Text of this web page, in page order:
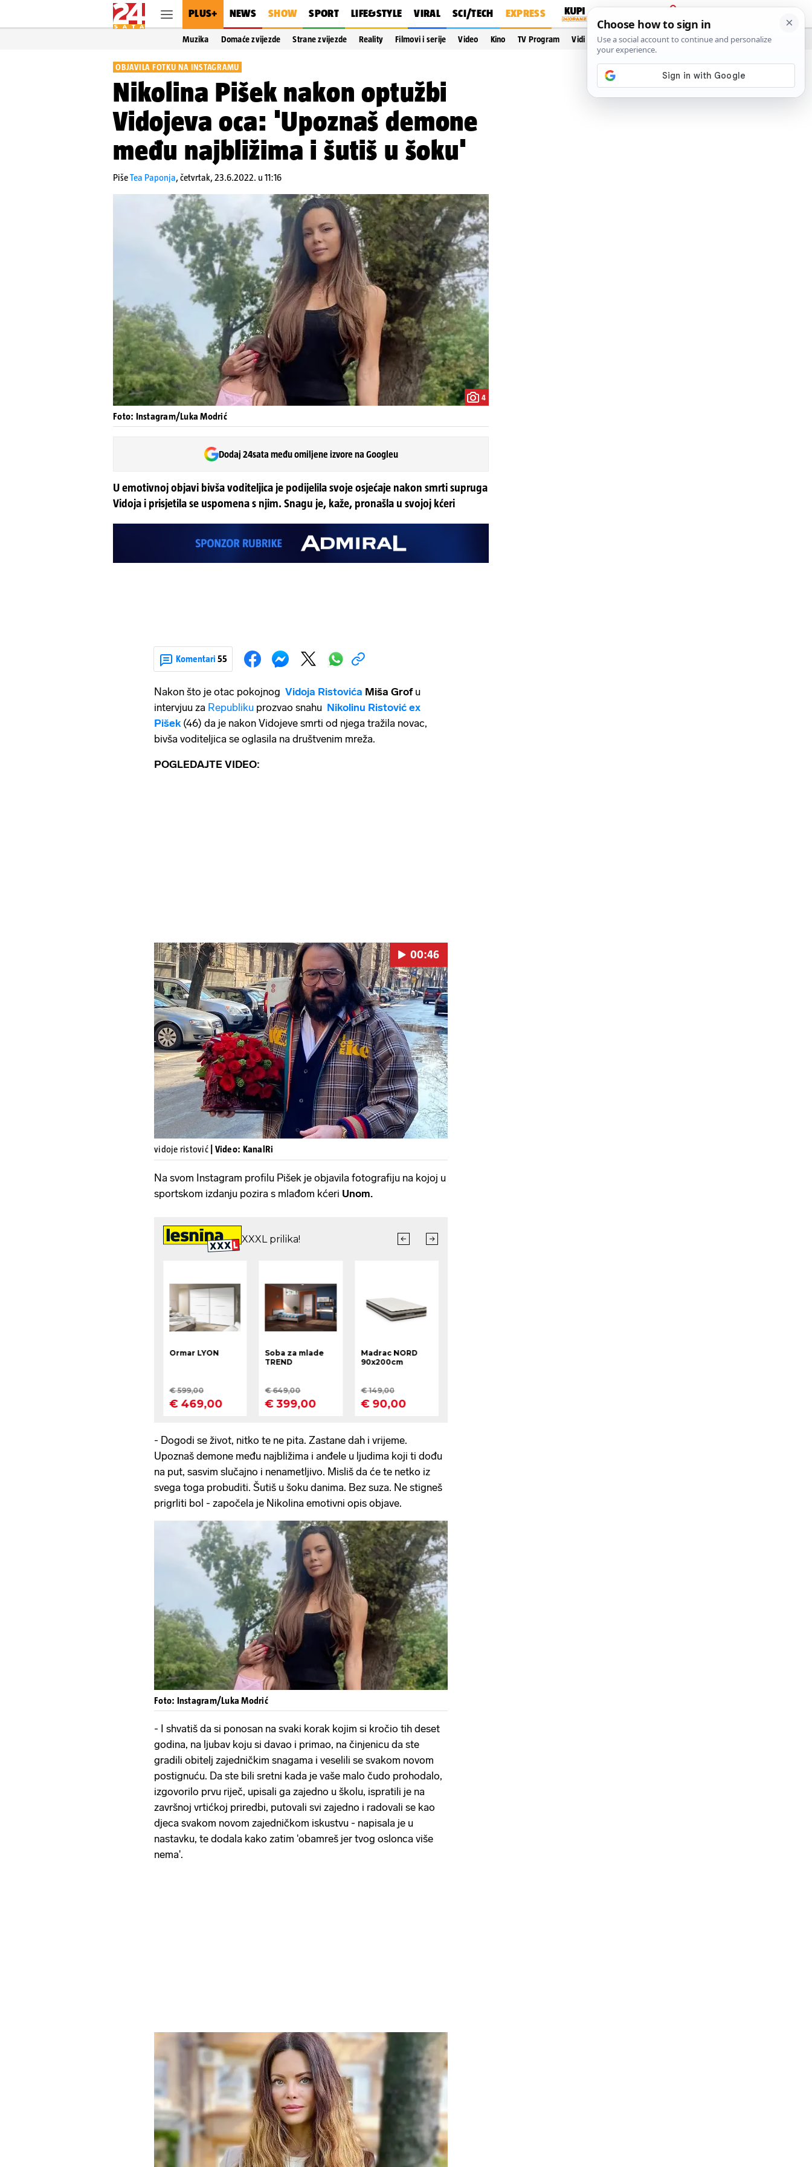
PLUS+ NEWS SHOW SPORT LIFE&STYLE VIRAL SCI/TECH EXPRESS
PRIJAVA
Muzika Domaće zvijezde Strane zvijezde Reality Filmovi i serije Video Kino TV Program Vidi još…
OBJAVILA FOTKU NA INSTAGRAMU
Nikolina Pišek nakon optužbi
Vidojeva oca: 'Upoznaš demone
među najbližima i šutiš u šoku'
PišeTea Paponja,četvrtak, 23.6.2022. u 11:16
4
Foto: Instagram/Luka Modrić
Dodaj 24sata među omiljene izvore na Googleu
U emotivnoj objavi bivša voditeljica je podijelila svoje osjećaje nakon smrti supruga
Vidoja i prisjetila se uspomena s njim. Snagu je, kaže, pronašla u svojoj kćeri
Komentari 55
Nakon što je otac pokojnog Vidoja Ristovića Miša Grofu
intervjuu za Republiku prozvao snahu Nikolinu Ristović ex
Pišek (46) da je nakon Vidojeve smrti od njega tražila novac,
bivša voditeljica se oglasila na društvenim mreža.
POGLEDAJTE VIDEO:
Pokretanje videa...
00:46
vidoje ristović | Video: KanalRi
Na svom Instagram profilu Pišek je objavila fotografiju na kojoj u
sportskom izdanju pozira s mlađom kćeri Unom.
- Dogodi se život, nitko te ne pita. Zastane dah i vrijeme.
Upoznaš demone među najbližima i anđele u ljudima koji ti dođu
na put, sasvim slučajno i nenametljivo. Misliš da će te netko iz
svega toga probuditi. Šutiš u šoku danima. Bez suza. Ne stigneš
prigrliti bol - započela je Nikolina emotivni opis objave.
Foto: Instagram/Luka Modrić
- I shvatiš da si ponosan na svaki korak kojim si kročio tih deset
godina, na ljubav koju si davao i primao, na činjenicu da ste
gradili obitelj zajedničkim snagama i veselili se svakom novom
postignuću. Da ste bili sretni kada je vaše malo čudo prohodalo,
izgovorilo prvu riječ, upisali ga zajedno u školu, ispratili je na
završnoj vrtićkoj priredbi, putovali svi zajedno i radovali se kao
djeca svakom novom zajedničkom iskustvu - napisala je u
nastavku, te dodala kako zatim 'obamreš jer tvog oslonca više
nema'.